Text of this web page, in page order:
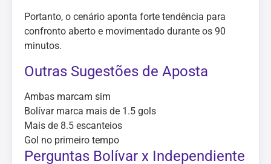
Portanto, o cenário aponta forte tendência para
confronto aberto e movimentado durante os 90
minutos.
Outras Sugestões de Aposta
Ambas marcam sim
Bolívar marca mais de 1.5 gols
Mais de 8.5 escanteios
Gol no primeiro tempo
Perguntas Bolívar x Independiente